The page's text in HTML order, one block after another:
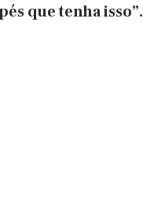
que tenha isso”.